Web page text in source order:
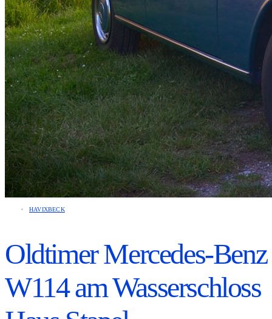
VERANSTALTUNGEN
HAVIXBECK
Oldtimer Mercedes-Benz
W114 am Wasserschloss